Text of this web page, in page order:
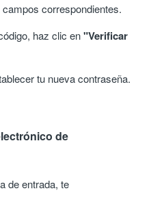
correspondientes.
haz clic en"Verificar
tu nueva contraseña.
de
de entrada, te